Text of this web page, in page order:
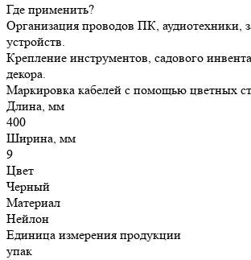
Где применить?
Организация проводов ПК, аудиотехники,
устройств.
Крепление инструментов, садового
декора.
Маркировка кабелей с помощью цветных
Длина, мм
400
Ширина, мм
9
Цвет
Черный
Материал
Нейлон
Единица измерения продукции
упак